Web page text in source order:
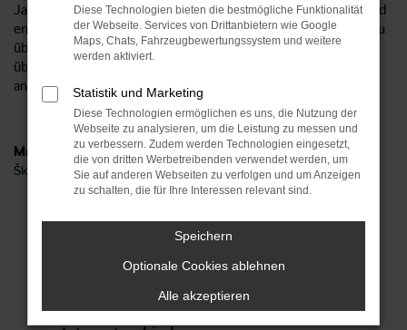
Jahreswagen werden wie Gebrauchtfahrzeuge behandelt und
entsprechend in einer unserer Kfz-Meisterwerkstätten genau
überprüft. Unser Versprechen: wir lassen nur Fahrzeuge im
überprüften Zustand auf die Straßen von Potsdam oder
anderswo.
Marken
Škoda
Fehler: Network Error
Beim Laden ist ein Fehler aufgetreten.
Hier sind ein paar Tipps, die dir helfen können:
Überprüfe deine Firewall und deine
Diese Technologien bieten die bestmögliche Funktionalität
der Webseite. Services von Drittanbietern wie Google
Maps, Chats, Fahrzeugbewertungssystem und weitere
werden aktiviert.
Statistik und Marketing
Diese Technologien ermöglichen es uns, die Nutzung der
Webseite zu analysieren, um die Leistung zu messen und
zu verbessern. Zudem werden Technologien eingesetzt,
die von dritten Werbetreibenden verwendet werden, um
Sie auf anderen Webseiten zu verfolgen und um Anzeigen
zu schalten, die für Ihre Interessen relevant sind.
Speichern
Optionale Cookies ablehnen
Alle akzeptieren